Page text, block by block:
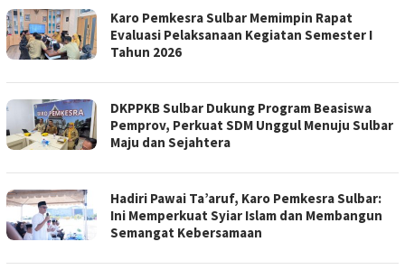
Karo Pemkesra Sulbar Memimpin Rapat
Evaluasi Pelaksanaan Kegiatan Semester I
Tahun 2026
DKPPKB Sulbar Dukung Program Beasiswa
Pemprov, Perkuat SDM Unggul Menuju Sulbar
Maju dan Sejahtera
Hadiri Pawai Ta’aruf, Karo Pemkesra Sulbar:
Ini Memperkuat Syiar Islam dan Membangun
Semangat Kebersamaan